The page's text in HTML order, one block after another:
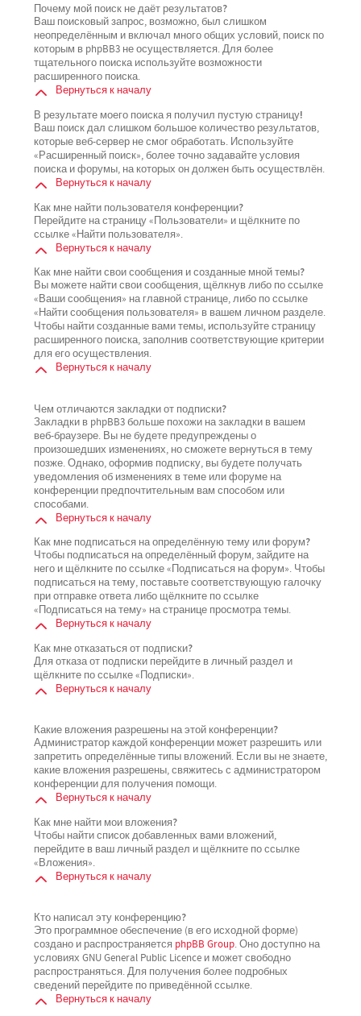
Почему мой поиск не даёт результатов?
Ваш поисковый запрос, возможно, был слишком
неопределённым и включал много общих условий, поиск по
которым в phpBB3 не осуществляется. Для более
тщательного поиска используйте возможности
расширенного поиска.
Вернуться к началу
В результате моего поиска я получил пустую страницу!
Ваш поиск дал слишком большое количество результатов,
которые веб-сервер не смог обработать. Используйте
«Расширенный поиск», более точно задавайте условия
поиска и форумы, на которых он должен быть осуществлён.
Вернуться к началу
Как мне найти пользователя конференции?
Перейдите на страницу «Пользователи» и щёлкните по
ссылке «Найти пользователя».
Вернуться к началу
Как мне найти свои сообщения и созданные мной темы?
Вы можете найти свои сообщения, щёлкнув либо по ссылке
«Ваши сообщения» на главной странице, либо по ссылке
«Найти сообщения пользователя» в вашем личном разделе.
Чтобы найти созданные вами темы, используйте страницу
расширенного поиска, заполнив соответствующие критерии
для его осуществления.
Вернуться к началу
Чем отличаются закладки от подписки?
Закладки в phpBB3 больше похожи на закладки в вашем
веб-браузере. Вы не будете предупреждены о
произошедших изменениях, но сможете вернуться в тему
позже. Однако, оформив подписку, вы будете получать
уведомления об изменениях в теме или форуме на
конференции предпочтительным вам способом или
способами.
Вернуться к началу
Как мне подписаться на определённую тему или форум?
Чтобы подписаться на определённый форум, зайдите на
него и щёлкните по ссылке «Подписаться на форум». Чтобы
подписаться на тему, поставьте соответствующую галочку
при отправке ответа либо щёлкните по ссылке
«Подписаться на тему» на странице просмотра темы.
Вернуться к началу
Как мне отказаться от подписки?
Для отказа от подписки перейдите в личный раздел и
щёлкните по ссылке «Подписки».
Вернуться к началу
Какие вложения разрешены на этой конференции?
Администратор каждой конференции может разрешить или
запретить определённые типы вложений. Если вы не знаете,
какие вложения разрешены, свяжитесь с администратором
конференции для получения помощи.
Вернуться к началу
Как мне найти мои вложения?
Чтобы найти список добавленных вами вложений,
перейдите в ваш личный раздел и щёлкните по ссылке
«Вложения».
Вернуться к началу
Кто написал эту конференцию?
Это программное обеспечение (в его исходной форме)
создано и распространяется phpBB Group. Оно доступно на
условиях GNU General Public Licence и может свободно
распространяться. Для получения более подробных
сведений перейдите по приведённой ссылке.
Вернуться к началу